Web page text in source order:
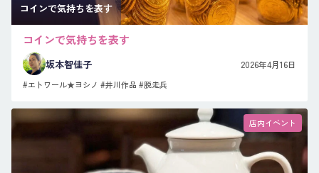
コインで気持ちを表す
コインで気持ちを表す
坂本智佳子 2026年4月16日
#エトワール★ヨシノ #井川作品 #脱走兵
店内イベント